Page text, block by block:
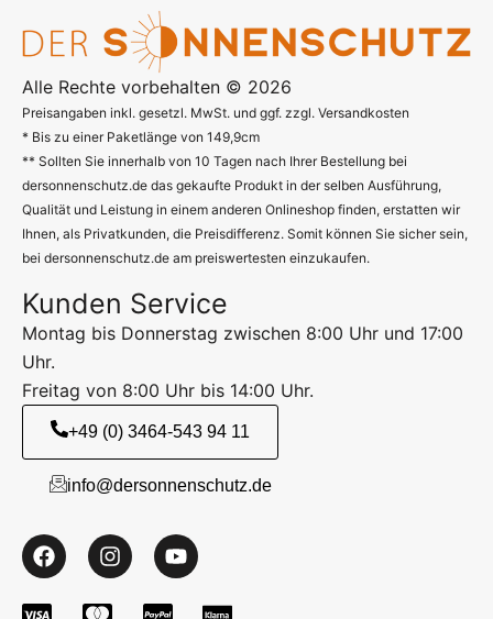
Alle Rechte vorbehalten © 2026
Preisangaben inkl. gesetzl. MwSt. und ggf. zzgl. Versandkosten
* Bis zu einer Paketlänge von 149,9cm
** Sollten Sie innerhalb von 10 Tagen nach Ihrer Bestellung bei
dersonnenschutz.de das gekaufte Produkt in der selben Ausführung,
Qualität und Leistung in einem anderen Onlineshop finden, erstatten wir
Ihnen, als Privatkunden, die Preisdifferenz. Somit können Sie sicher sein,
bei dersonnenschutz.de am preiswertesten einzukaufen.
Kunden Service
Montag bis Donnerstag zwischen 8:00 Uhr und 17:00
Uhr.
Freitag von 8:00 Uhr bis 14:00 Uhr.
+49 (0) 3464-543 94 11
info@dersonnenschutz.de